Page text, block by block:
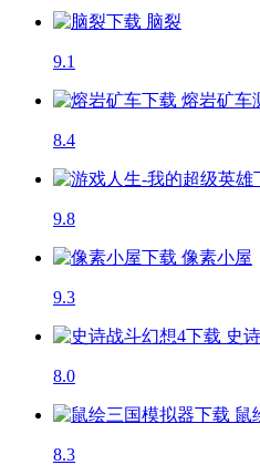
脑裂
9.1
熔岩矿车
8.4
9.8
像素小屋
9.3
史
8.0
鼠
8.3